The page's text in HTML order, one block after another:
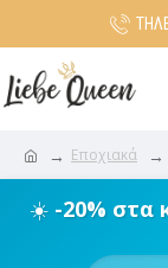
Εποχιακά
☀️ -20% στα